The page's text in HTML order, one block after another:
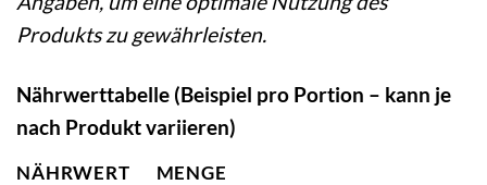
Produkts zu gewährleisten.
Nährwerttabelle (Beispiel pro Portion – kann je
nach Produkt variieren)
NÄHRWERT
MENGE